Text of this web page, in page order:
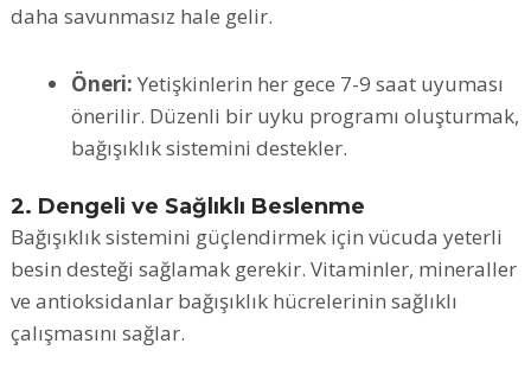
daha savunmasız hale gelir.
Öneri: Yetişkinlerin her gece 7-9 saat uyuması
önerilir. Düzenli bir uyku programı oluşturmak,
bağışıklık sistemini destekler.
2. Dengeli ve Sağlıklı Beslenme
Bağışıklık sistemini güçlendirmek için vücuda yeterli
besin desteği sağlamak gerekir. Vitaminler, mineraller
ve antioksidanlar bağışıklık hücrelerinin sağlıklı
çalışmasını sağlar.